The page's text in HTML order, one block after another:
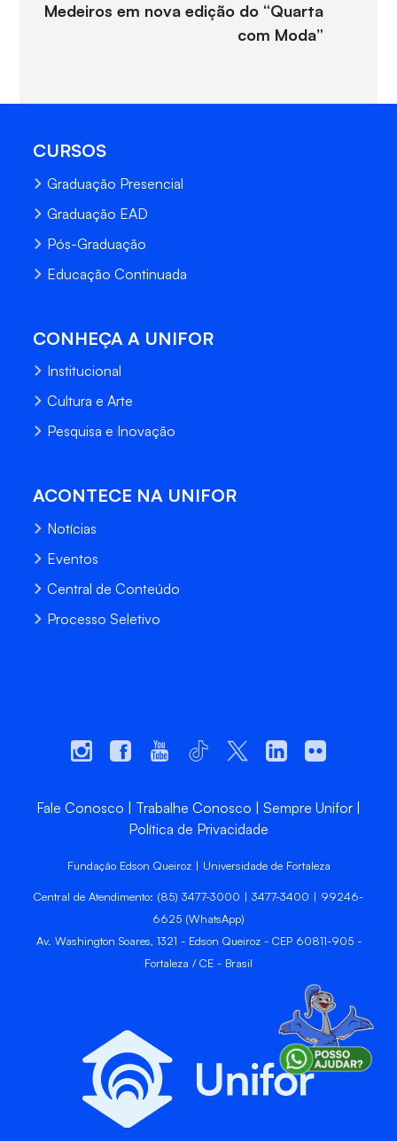
Medeiros em nova edição do “Quarta
com Moda”
CURSOS
Graduação Presencial
Graduação EAD
Pós-Graduação
Educação Continuada
CONHEÇA A UNIFOR
Institucional
Cultura e Arte
Pesquisa e Inovação
ACONTECE NA UNIFOR
Notícias
Eventos
Central de Conteúdo
Processo Seletivo
Fale Conosco Trabalhe Conosco
Sempre Unifor
Política de Privacidade
Fundação Edson Queiroz | Universidade de Fortaleza
Central de Atendimento: (85) 3477-3000 | 3477-3400 | 99246-
6625 (WhatsApp)
Av. Washington Soares, 1321 - Edson Queiroz - CEP 60811-905 -
Fortaleza / CE - Brasil